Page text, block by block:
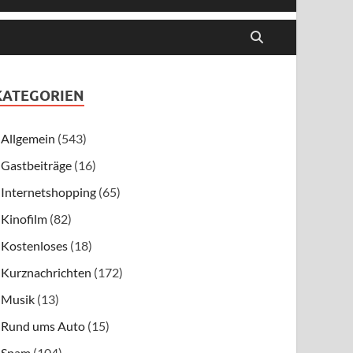
Allgemein (543)
Gastbeiträge (16)
Internetshopping (65)
Kinofilm (82)
Kostenloses (18)
Kurznachrichten (172)
Musik (13)
Rund ums Auto (15)